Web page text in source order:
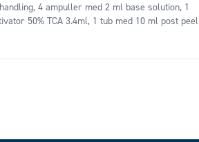
4 ampuller med 2 ml base solution, 1
50% TCA 3.4ml, 1 tub med 10 ml post peel